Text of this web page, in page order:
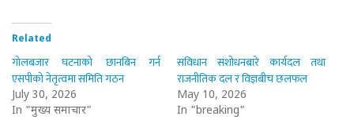
Related
गोलबजार घटनाको छानबिन गर्न
एसपीको नेतृत्वमा समिति गठन
July 30, 2026
In "मुख्य समाचार"
संविधान संशोधनबारे कार्यदल तथा
राजनीतिक दल र विज्ञबीच छलफल
May 10, 2026
In "breaking"